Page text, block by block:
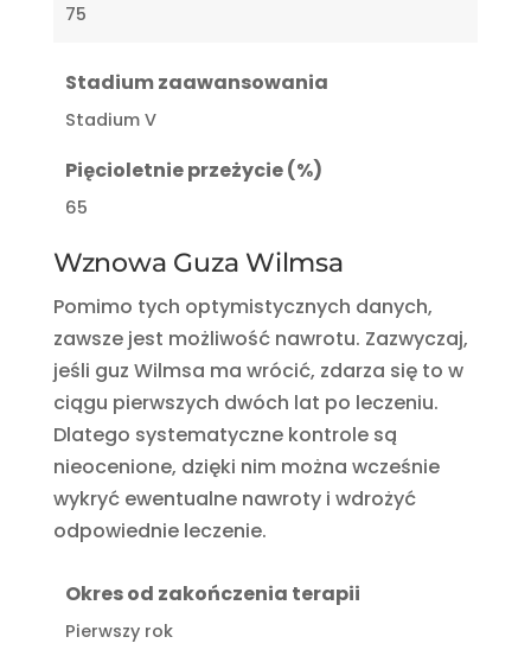
75
Stadium zaawansowania
Stadium V
Pięcioletnie przeżycie (%)
65
Wznowa Guza Wilmsa
Pomimo tych optymistycznych danych,
zawsze jest możliwość nawrotu. Zazwyczaj,
jeśli guz Wilmsa ma wrócić, zdarza się to w
ciągu pierwszych dwóch lat po leczeniu.
Dlatego systematyczne kontrole są
nieocenione, dzięki nim można wcześnie
wykryć ewentualne nawroty i wdrożyć
odpowiednie leczenie.
Okres od zakończenia terapii
Pierwszy rok